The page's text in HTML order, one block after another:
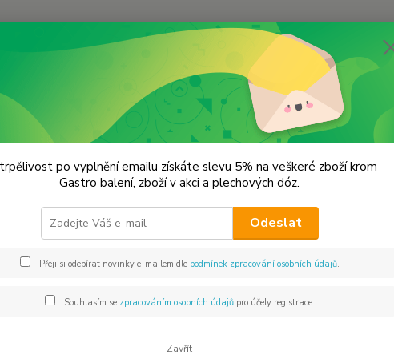
Premium koření Majoránka list Prémivá kvalita
list Prémivá kvalita
po vyplnění emailu získáte slevu 5% na veškeré zboží krom
Gastro balení, zboží v akci a plechových dóz.
Odeslat
Přeji si odebírat novinky e-mailem dle podmínek zpracování osobních údajů.
Souhlasím se zpracováním osobních údajůpro účely registrace.
Zavřít